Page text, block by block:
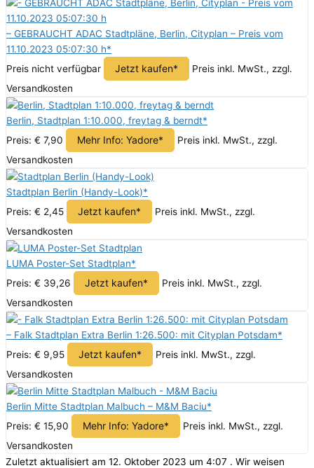
– GEBRAUCHT ADAC Stadtpläne, Berlin, Cityplan – Preis vom
11.10.2023 05:07:30 h*
Preis nicht verfügbar
Jetzt kaufen*
Preis inkl. MwSt., zzgl.
Versandkosten
Berlin, Stadtplan 1:10.000, freytag & berndt*
Preis: € 7,90
Mehr Info: Yadore*
Preis inkl. MwSt., zzgl.
Versandkosten
Stadtplan Berlin (Handy-Look)*
Preis: € 2,45
Jetzt kaufen*
Preis inkl. MwSt., zzgl.
Versandkosten
LUMA Poster-Set Stadtplan*
Preis: € 39,26
Jetzt kaufen*
Preis inkl. MwSt., zzgl.
Versandkosten
– Falk Stadtplan Extra Berlin 1:26.500: mit Cityplan Potsdam*
Preis: € 9,95
Jetzt kaufen*
Preis inkl. MwSt., zzgl.
Versandkosten
Berlin Mitte Stadtplan Malbuch – M&M Baciu*
Preis: € 15,90
Mehr Info: Yadore*
Preis inkl. MwSt., zzgl.
Versandkosten
Zuletzt aktualisiert am 12. Oktober 2023 um 4:07 . Wir weisen